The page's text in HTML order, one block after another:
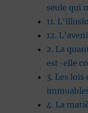
seule qui
11.
12.
2. La
est-elle
3. Les
4. La